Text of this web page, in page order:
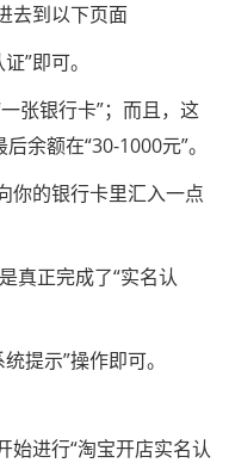
到以下页面
”即可。
张银行卡”；而且，这
余额在“30-1000元”。
的银行卡里汇入一点
正完成了“实名认
示”操作即可。
进行“淘宝开店实名认